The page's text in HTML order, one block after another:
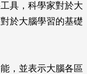
具，科學家對於大
於大腦學習的基礎
，並表示大腦各區